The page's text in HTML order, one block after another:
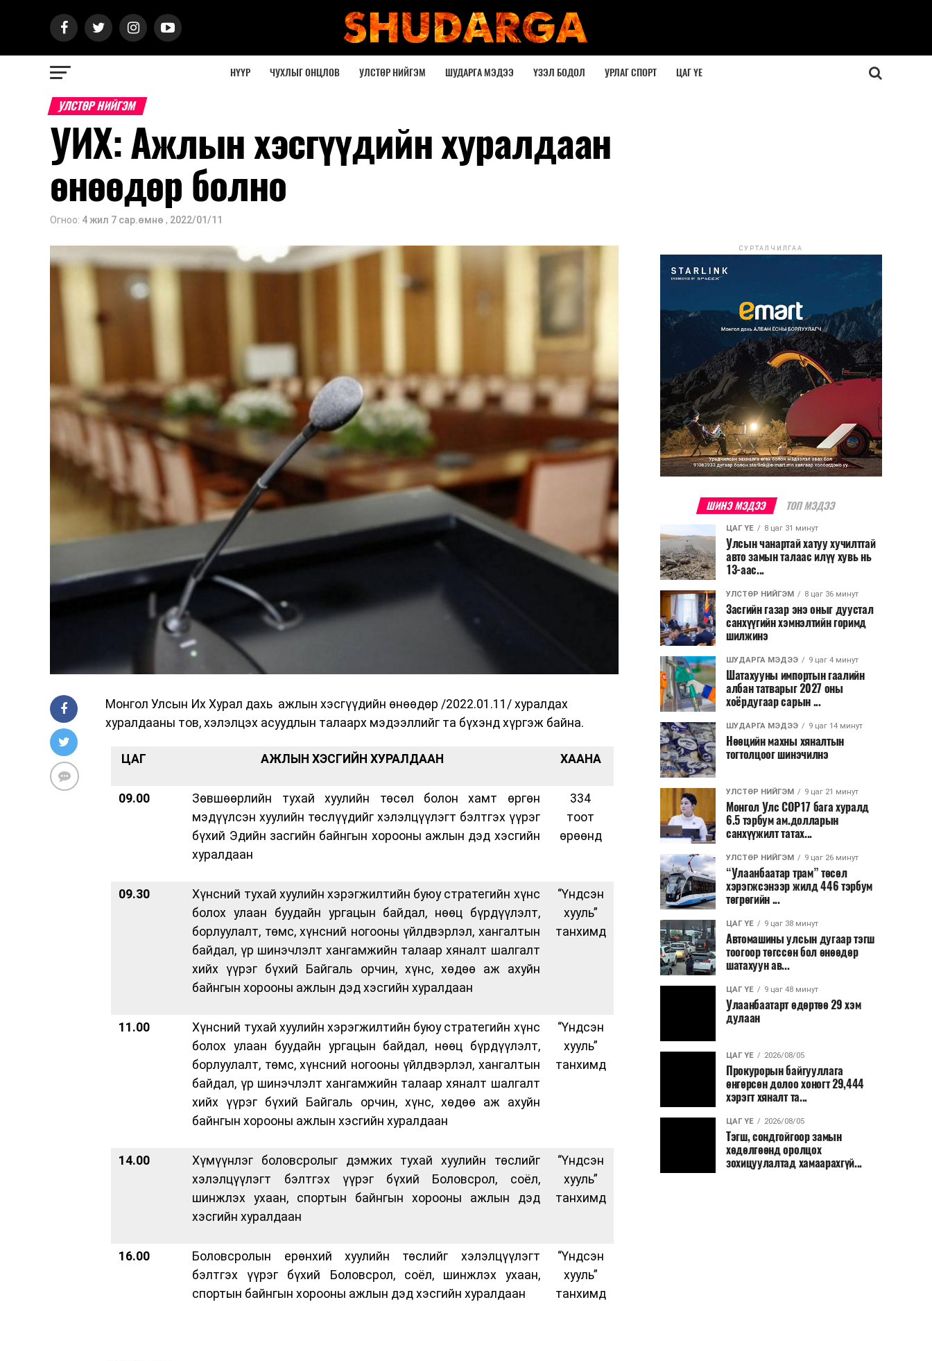
НҮҮР ЧУХЛЫГ ОНЦЛОВ УЛСТӨР НИЙГЭМ ШУДАРГА МЭДЭЭ ҮЗЭЛ БОДОЛ УРЛАГ СПОРТ ЦАГ ҮЕ
УЛСТӨР НИЙГЭМ
УИХ: Ажлын хэсгүүдийн хуралдаан
өнөөдөр болно
Огноо: 4 жил 7 сар.өмнө , 2022/01/11
Монгол Улсын Их Хурал дахь ажлын хэсгүүдийн өнөөдөр /2022.01.11/ хуралдах
хуралдааны тов, хэлэлцэх асуудлын талаарх мэдээллийг та бүхэнд хүргэж байна.
ЦАГ АЖЛЫН ХЭСГИЙН ХУРАЛДААН ХААНА
09.00
Зөвшөөрлийн тухай хуулийн төсөл болон хамт өргөн
мэдүүлсэн хуулийн төслүүдийг хэлэлцүүлэгт бэлтгэх үүрэг
бүхий Эдийн засгийн байнгын хорооны ажлын дэд хэсгийн
хуралдаан
334
тоот
өрөөнд
09.30
Хүнсний тухай хуулийн хэрэгжилтийн буюу стратегийн хүнс
болох улаан буудайн ургацын байдал, нөөц бүрдүүлэлт,
борлуулалт, төмс, хүнсний ногооны үйлдвэрлэл, хангалтын
байдал, үр шинэчлэлт хангамжийн талаар хяналт шалгалт
хийх үүрэг бүхий Байгаль орчин, хүнс, хөдөө аж ахуйн
байнгын хорооны ажлын дэд хэсгийн хуралдаан
“Үндсэн
хууль”
танхимд
11.00
Хүнсний тухай хуулийн хэрэгжилтийн буюу стратегийн хүнс
болох улаан буудайн ургацын байдал, нөөц бүрдүүлэлт,
борлуулалт, төмс, хүнсний ногооны үйлдвэрлэл, хангалтын
байдал, үр шинэчлэлт хангамжийн талаар хяналт шалгалт
хийх үүрэг бүхий Байгаль орчин, хүнс, хөдөө аж ахуйн
байнгын хорооны ажлын хэсгийн хуралдаан
“Үндсэн
хууль”
танхимд
14.00
Хүмүүнлэг боловсролыг дэмжих тухай хуулийн төслийг
хэлэлцүүлэгт бэлтгэх үүрэг бүхий Боловсрол, соёл,
шинжлэх ухаан, спортын байнгын хорооны ажлын дэд
хэсгийн хуралдаан
“Үндсэн
хууль”
танхимд
16.00
Боловсролын ерөнхий хуулийн төслийг хэлэлцүүлэгт
бэлтгэх үүрэг бүхий Боловсрол, соёл, шинжлэх ухаан,
спортын байнгын хорооны ажлын дэд хэсгийн хуралдаан
“Үндсэн
хууль”
танхимд
СУРТАЛЧИЛГАА
ШИНЭ МЭДЭЭ ТОП МЭДЭЭ
ЦАГ ҮЕ 8 цаг 31 минут
Улсын чанартай хатуу хучилттай
авто замын талаас илүү хувь нь
13-аас...
УЛСТӨР НИЙГЭМ 8 цаг 36 минут
Засгийн газар энэ оныг дуустал
санхүүгийн хэмнэлтийн горимд
шилжинэ
ШУДАРГА МЭДЭЭ 9 цаг 4 минут
Шатахууны импортын гаалийн
албан татварыг 2027 оны
хоёрдугаар сарын ...
ШУДАРГА МЭДЭЭ 9 цаг 14 минут
Нөөцийн махны хяналтын
тогтолцоог шинэчилнэ
УЛСТӨР НИЙГЭМ 9 цаг 21 минут
Монгол Улс COP17 бага хуралд
6.5 тэрбум ам.долларын
санхүүжилт татах...
УЛСТӨР НИЙГЭМ 9 цаг 26 минут
“Улаанбаатар трам” төсөл
хэрэгжсэнээр жилд 446 тэрбум
төгрөгийн ...
ЦАГ ҮЕ 9 цаг 38 минут
Автомашины улсын дугаар тэгш
тоогоор төгссөн бол өнөөдөр
шатахуун ав...
ЦАГ ҮЕ 9 цаг 48 минут
Улаанбаатарт өдөртөө 29 хэм
дулаан
ЦАГ ҮЕ 2026/08/05
Прокурорын байгууллага
өнгөрсөн долоо хоногт 29,444
хэрэгт хяналт та...
ЦАГ ҮЕ 2026/08/05
Тэгш, сондгойгоор замын
хөдөлгөөнд оролцох
зохицуулалтад хамаарахгүй...